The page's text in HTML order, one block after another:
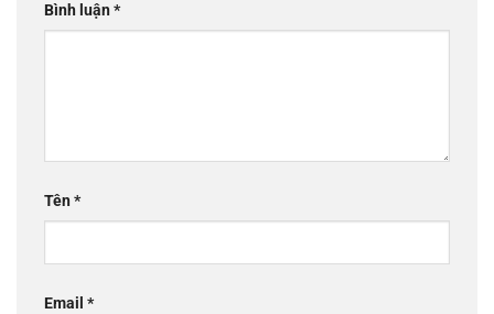
Bình luận*
Tên*
Email *